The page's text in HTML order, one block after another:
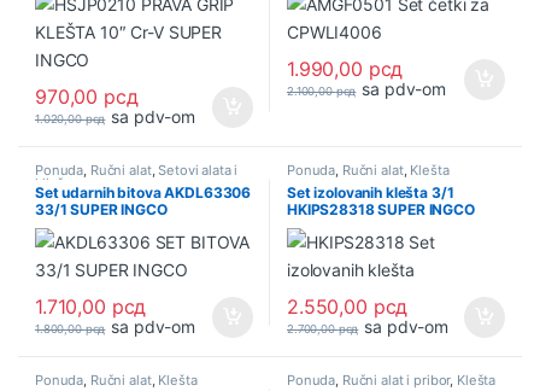
970,00 рсд
1.020,00рсд sa pdv-om
1.990,00 рсд
2.100,00рсд sa pdv-om
Ponuda, Ručni alat,Setovi alata i
ključeva
Set udarnih bitova AKDL63306
33/1 SUPER INGCO
1.710,00 рсд
1.800,00рсд sa pdv-om
Ponuda, Ručni alat, Klešta
Set izolovanih klešta 3/1
HKIPS28318 SUPER INGCO
2.550,00 рсд
2.700,00рсд sa pdv-om
Ponuda, Ručni alat, Klešta Ponuda, Ručni alat i pribor, Klešta